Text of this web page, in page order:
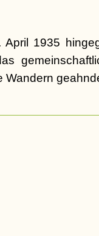
April 1935
Wandern